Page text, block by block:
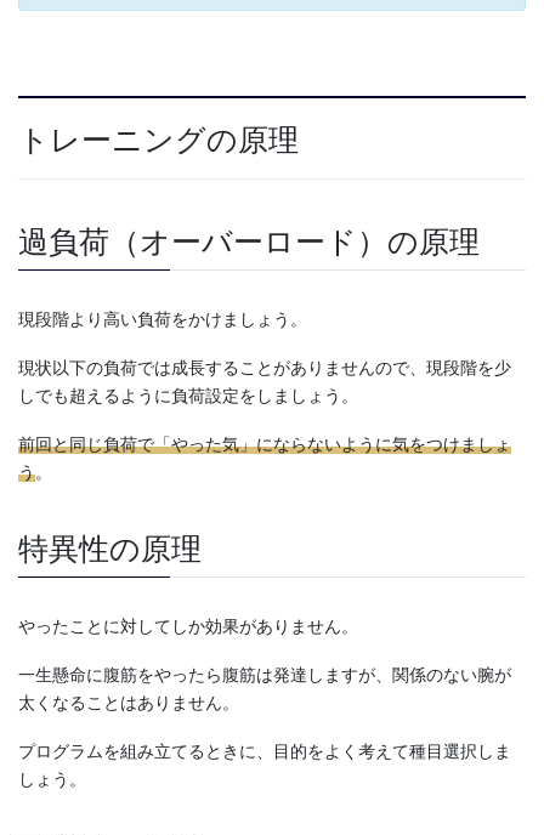
トレーニングの原理
過負荷（オーバーロード）の原理
現段階より高い負荷をかけましょう。
現状以下の負荷では成長することがありませんので、現段階を少
しでも超えるように負荷設定をしましょう。
前回と同じ負荷で「やった気」にならないように気をつけましょ
う。
特異性の原理
やったことに対してしか効果がありません。
一生懸命に腹筋をやったら腹筋は発達しますが、関係のない腕が
太くなることはありません。
プログラムを組み立てるときに、目的をよく考えて種目選択しま
しょう。